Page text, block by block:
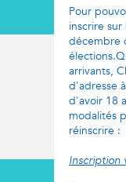
Pour
inscrire sur
décembre
arrivants,
d'adresse
d'avoir 18
modalités
réinscrire :
Inscription